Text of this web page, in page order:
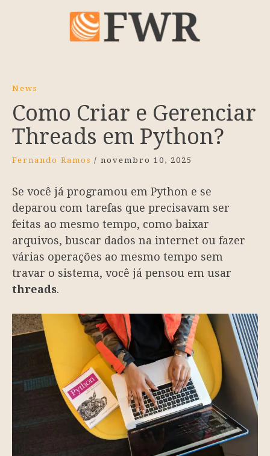
News
Como Criar e Gerenciar
Threads em Python?
Fernando Ramos / novembro 10, 2025
Se você já programou em Python e se
deparou com tarefas que precisavam ser
feitas ao mesmo tempo, como baixar
arquivos, buscar dados na internet ou fazer
várias operações ao mesmo tempo sem
travar o sistema, você já pensou em usar
threads.